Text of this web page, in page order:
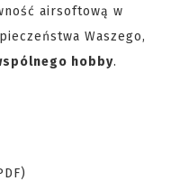
airsoftową w
Waszego,
hobby.